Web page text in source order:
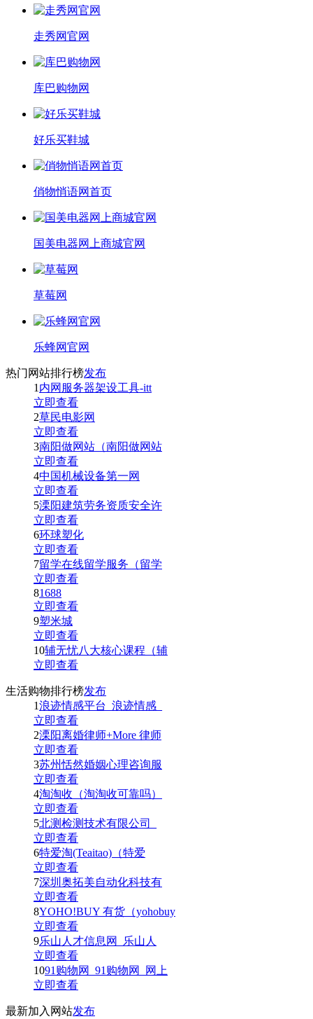
走秀网官网
库巴购物网
好乐买鞋城
俏物悄语网首页
国美电器网上商城官网
草莓网
乐蜂网官网
热门网站排行榜发布
1 内网服务器架设工具-itt
立即查看
2草民电影网
立即查看
3南阳做网站（南阳做网站
立即查看
4中国机械设备第一网
立即查看
5溧阳建筑劳务资质安全许
立即查看
6环球塑化
立即查看
7留学在线留学服务（留学
立即查看
81688
立即查看
9塑米城
立即查看
10辅无忧八大核心课程（辅
立即查看
生活购物排行榜发布
1浪迹情感平台_浪迹情感_
立即查看
2溧阳离婚律师+More 律师
立即查看
3苏州恬然婚姻心理咨询服
立即查看
4淘淘收（淘淘收可靠吗）
立即查看
5北测检测技术有限公司_
立即查看
6特爱淘(Teaitao)（特爱
立即查看
7深圳奥拓美自动化科技有
立即查看
8YOHO!BUY 有货（yohobuy
立即查看
9乐山人才信息网_乐山人
立即查看
1091购物网_91购物网_网上
立即查看
最新加入网站发布